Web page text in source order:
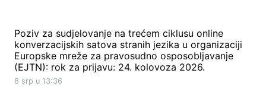
Poziv za sudjelovanje na trećem ciklusu online
konverzacijskih satova stranih jezika u organizaciji
Europske mreže za pravosudno osposobljavanje
(EJTN): rok za prijavu: 24. kolovoza 2026.
8 srp u 13:36